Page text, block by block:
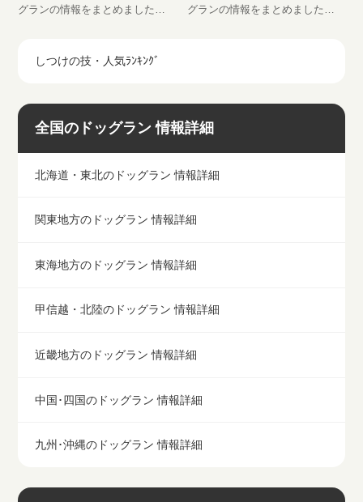
グランの情報をまとめました。
りに登録してください。
グランの情報をまとめました。
しつけの技・人気ﾗﾝｷﾝｸﾞ
全国のドッグラン 情報詳細
北海道・東北のドッグラン 情報詳細
関東地方のドッグラン 情報詳細
東海地方のドッグラン 情報詳細
甲信越・北陸のドッグラン 情報詳細
近畿地方のドッグラン 情報詳細
中国･四国のドッグラン 情報詳細
九州･沖縄のドッグラン 情報詳細